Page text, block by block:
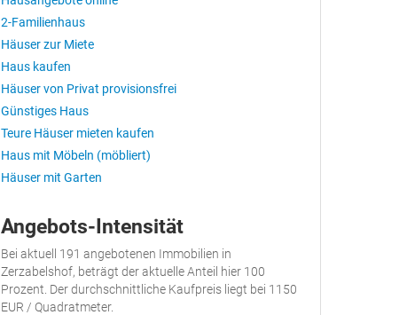
2-Familienhaus
Häuser zur Miete
Haus kaufen
Häuser von Privat provisionsfrei
Günstiges Haus
Teure Häuser mieten kaufen
Haus mit Möbeln (möbliert)
Häuser mit Garten
Angebots-Intensität
Bei aktuell 191 angebotenen Immobilien in
Zerzabelshof, beträgt der aktuelle Anteil hier 100
Prozent. Der durchschnittliche Kaufpreis liegt bei 1150
EUR / Quadratmeter.